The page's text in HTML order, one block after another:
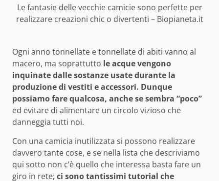
Le fantasie delle vecchie camicie sono perfette per
realizzare creazioni chic o divertenti – Biopianeta.it
Ogni anno tonnellate e tonnellate di abiti vanno al
macero, ma soprattutto le acque vengono
inquinate dalle sostanze usate durante la
produzione di vestiti e accessori. Dunque
possiamo fare qualcosa, anche se sembra “poco”
ed evitare di alimentare un circolo vizioso che
danneggia tutti noi.
Con una camicia inutilizzata si possono realizzare
davvero tante cose, e se nella lista che descriviamo
qui sotto non c’è quello che interessa basta fare un
giro in rete; ci sono tantissimi tutorial che